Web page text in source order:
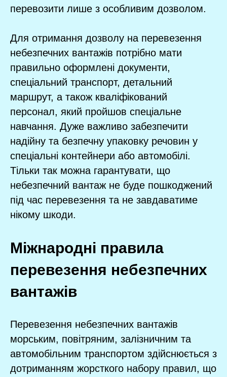
перевозити лише з особливим дозволом.
Для отримання дозволу на перевезення
небезпечних вантажів потрібно мати
правильно оформлені документи,
спеціальний транспорт, детальний
маршрут, а також кваліфікований
персонал, який пройшов спеціальне
навчання. Дуже важливо забезпечити
надійну та безпечну упаковку речовин у
спеціальні контейнери або автомобілі.
Тільки так можна гарантувати, що
небезпечний вантаж не буде пошкоджений
під час перевезення та не завдаватиме
нікому шкоди.
Міжнародні правила
перевезення небезпечних
вантажів
Перевезення небезпечних вантажів
морським, повітряним, залізничним та
автомобільним транспортом здійснюється з
дотриманням жорсткого набору правил, що